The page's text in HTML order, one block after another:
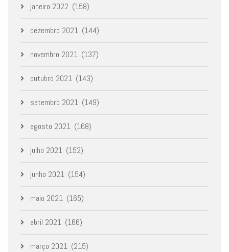
janeiro 2022 (158)
dezembro 2021 (144)
novembro 2021 (137)
outubro 2021 (143)
setembro 2021 (149)
agosto 2021 (168)
julho 2021 (152)
junho 2021 (154)
maio 2021 (165)
abril 2021 (166)
março 2021 (215)